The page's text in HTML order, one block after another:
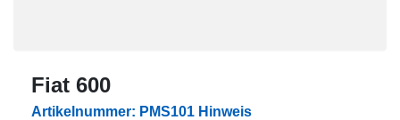
Fiat 600
Artikelnummer: PMS101 Hinweis